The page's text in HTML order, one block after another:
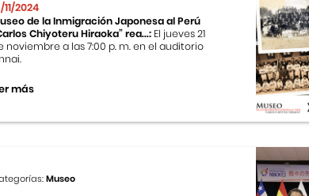
11/2024
de la Inmigración Japonesa al Perú
Chiyoteru Hiraoka” rea...: El jueves 21
noviembre a las 7:00 p. m. en el auditorio
más
Museo